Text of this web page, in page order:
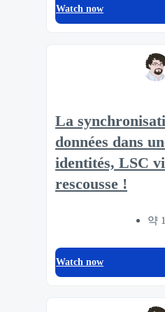
Watch now
La
données dans
identités, LSC
rescousse !
약
Watch now